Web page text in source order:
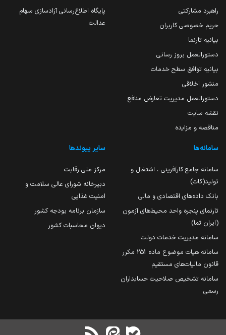
راهبرد مشارکتی
حریم خصوصی کاربران
بیانیه تارنما
دستورالعمل بروز رسانی
بیانیه توافق سطح خدمات
منشور اخلاقی
دستورالعمل مدیریت تعارض منافع
نقشه سایت
مناقصه و مزایده
پایگاه اطلاع‌رسانی آزادسازی سهام
عدالت
سامانه‌ها
سامانه جامع کارآفرینی ، اشتغال و
تولید(کات)
بانک داده‌های اقتصادی و مالی
تارنمای پنجره واحد محیط‌های آزمون
(ایران تما)
سامانه مدیریت خدمات دولت
سامانه هیات موضوع ماده 251 مکرر
قانون مالیات‌های مستقیم
سامانه تشخیص صلاحیت حسابداران
رسمی
سایر پیوندها
مرکز ملی رقابت
دبیرخانه شورای عالی سلامت و
امنیت غذایی
سازمان برنامه بودجه کشور
دیوان محاسبات کشور